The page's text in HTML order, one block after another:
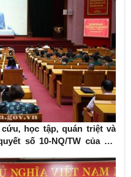
học tập, quán triệt và
số 10-NQ/TW của Bộ